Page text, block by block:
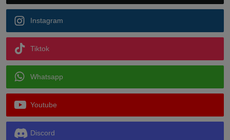
Instagram
Tiktok
Whatsapp
Youtube
Discord